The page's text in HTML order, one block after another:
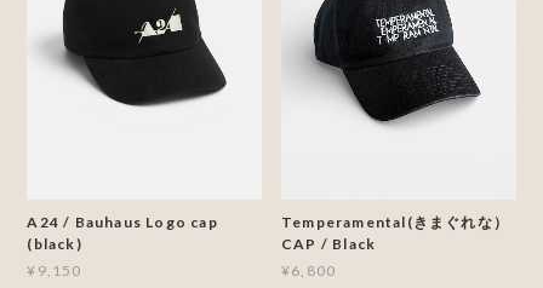
A24 / Bauhaus Logo cap
(black)
¥9,150
Temperamental(きまぐれな）
CAP / Black
¥6,800